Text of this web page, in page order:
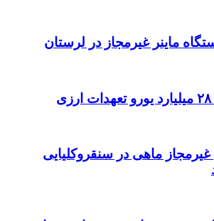
غیرمجاز ماهی در سنقروکلیایی